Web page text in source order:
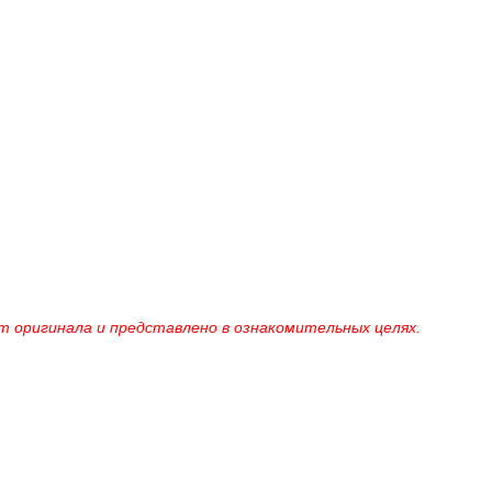
и представлено в ознакомительных целях.